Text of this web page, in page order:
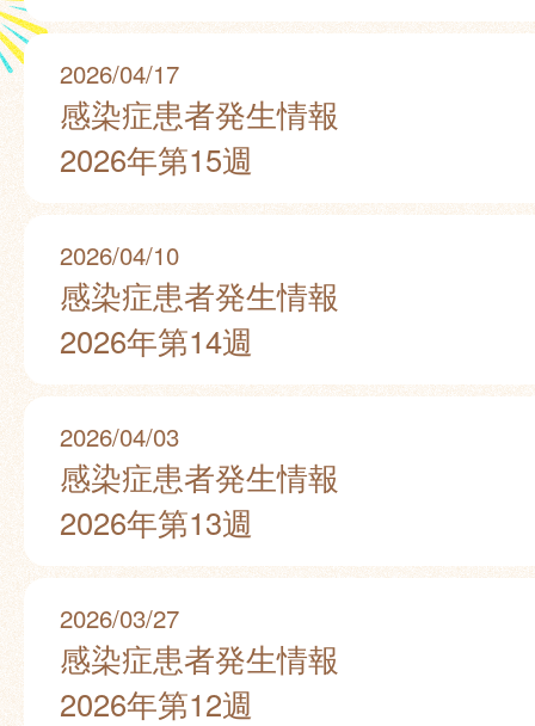
2026/04/17
感染症患者発生情報
2026年第15週
2026/04/10
感染症患者発生情報
2026年第14週
2026/04/03
感染症患者発生情報
2026年第13週
2026/03/27
感染症患者発生情報
2026年第12週